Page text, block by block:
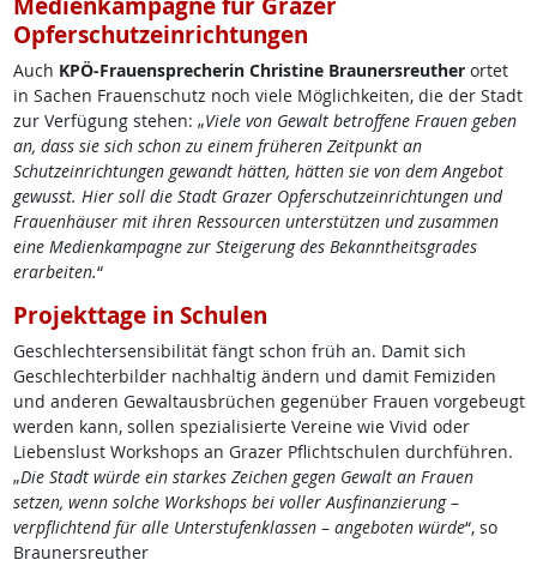
Opferschutzeinrichtungen
Auch KPÖ-Frauensprecherin Christine Braunersreutherortet
in Sachen Frauenschutz noch viele Möglichkeiten, die der Stadt
zur Verfügung stehen: „Viele von Gewalt betroffene Frauen geben
an, dass sie sich schon zu einem früheren Zeitpunkt an
Schutzeinrichtungen gewandt hätten, hätten sie von dem Angebot
gewusst. Hier soll die Stadt Grazer Opferschutzeinrichtungen und
Frauenhäuser mit ihren Ressourcen unterstützen und zusammen
eine Medienkampagne zur Steigerung des Bekanntheitsgrades
erarbeiten.“
Projekttage in Schulen
Geschlechtersensibilität fängt schon früh an. Damit sich
Geschlechterbilder nachhaltig ändern und damit Femiziden
und anderen Gewaltausbrüchen gegenüber Frauen vorgebeugt
werden kann, sollen spezialisierte Vereine wie Vivid oder
Liebenslust Workshops an Grazer Pflichtschulen durchführen.
„Die Stadt würde ein starkes Zeichen gegen Gewalt an Frauen
setzen, wenn solche Workshops bei voller Ausfinanzierung–
verpflichtend für alle Unterstufenklassen –angeboten würde“, so
Braunersreuther